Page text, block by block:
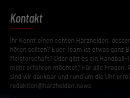
Kontakt
Ihr Kennt einen echten Harzhelden,
hören sollten? Euer Team ist etwas ganz
Meisterschaft? Oder gibt es ein Handball-
mehr erfahren möchtet? Für alle Fragen,
sind wir dankbar und rund um die Uhr
redaktion@harzhelden.news